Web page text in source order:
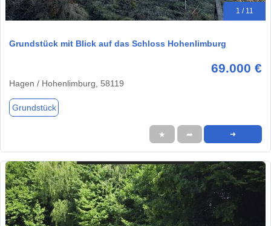
1 / 11
Grundstück mit Blick auf das Schloss Hohenlimburg
69.000 €
Hagen / Hohenlimburg, 58119
Grundstück
★ ➦ ➜